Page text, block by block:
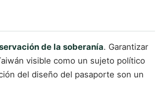
de la soberanía. Garantizar
visible como un sujeto político
del diseño del pasaporte son un